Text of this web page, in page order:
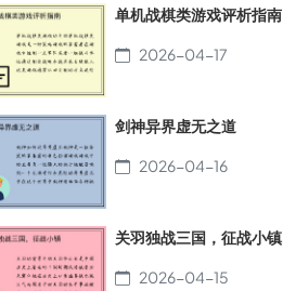
单机战棋类游戏评析指南
2026-04-17
剑神异界虚无之道
2026-04-16
关羽独战三国，征战小镇
2026-04-15